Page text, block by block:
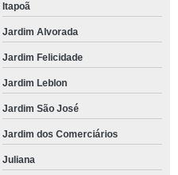
Itapoã
Jardim Alvorada
Jardim Felicidade
Jardim Leblon
Jardim São José
Jardim dos Comerciários
Juliana